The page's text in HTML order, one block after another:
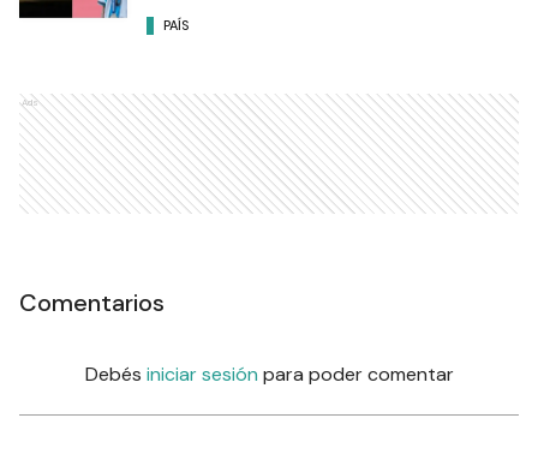
PAÍS
Ads
Comentarios
Debés iniciar sesión para poder comentar